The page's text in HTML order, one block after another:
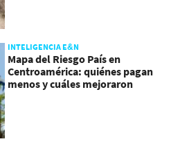
INTELIGENCIA E&N
Mapa del Riesgo País en
Centroamérica: quiénes pagan
menos y cuáles mejoraron